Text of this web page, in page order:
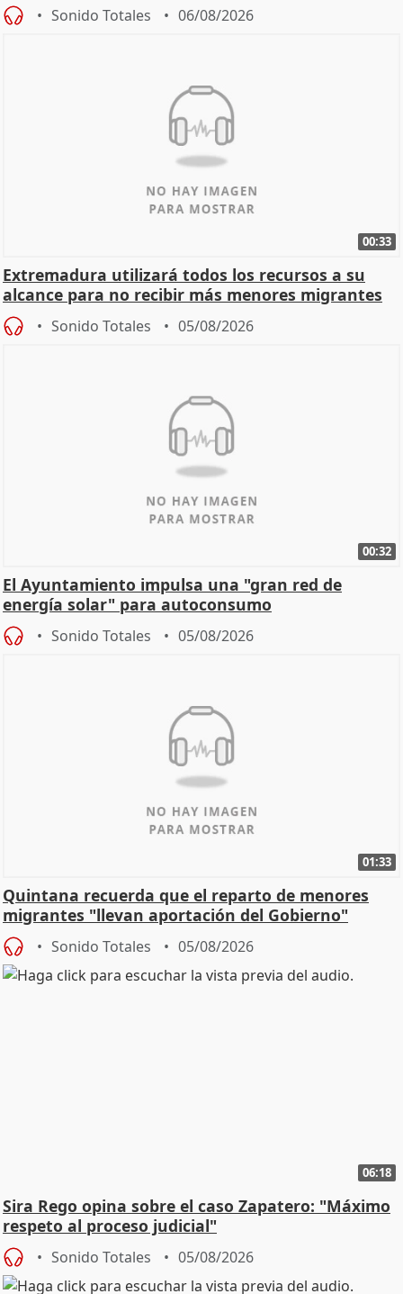
Sonido Totales 06/08/2026
00:33
Extremadura utilizará todos los recursos a su
alcance para no recibir más menores migrantes
Sonido Totales 05/08/2026
00:32
El Ayuntamiento impulsa una "gran red de
energía solar" para autoconsumo
Sonido Totales 05/08/2026
01:33
Quintana recuerda que el reparto de menores
migrantes "llevan aportación del Gobierno"
central
Sonido Totales 05/08/2026
06:18
Sira Rego opina sobre el caso Zapatero: "Máximo
respeto al proceso judicial"
Sonido Totales 05/08/2026